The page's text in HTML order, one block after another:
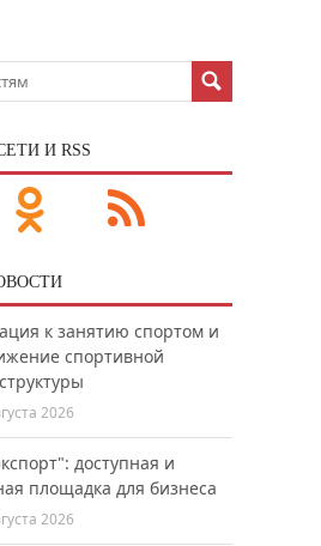
И RSS
к занятию спортом и
спортивной
2026
доступная и
площадка для бизнеса
2026